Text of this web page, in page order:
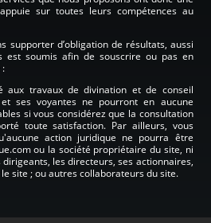
sur toutes leurs compétences au
supporter d’obligation de résultats, aussi
est soumis afin de souscrire ou pas en
:
aux travaux de divination et de conseil
et ses voyantes ne pourront en aucune
si vous considérez que la consultation
toute satisfaction. Par ailleurs, vous
action juridique ne pourra être
ou la société propriétaire du site, ni
les directeurs, ses actionnaires,
site ; ou autres collaborateurs du site.